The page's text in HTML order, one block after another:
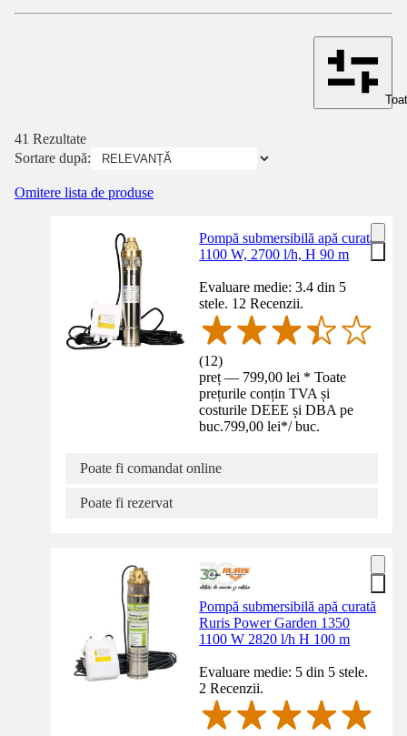
41 Rezultate
Sortare după:
Omitere lista de produse
Pompă submersibilă apă curată
1100 W, 2700 l/h, H 90 m
Evaluare medie: 3.4 din 5
stele. 12 Recenzii.
(12)
preț — 799,00 lei * Toate
prețurile conțin TVA și
costurile DEEE și DBA pe
buc.799,00 lei*/ buc.
Poate fi comandat online
Poate fi rezervat
Pompă submersibilă apă curată
Ruris Power Garden 1350
1100 W 2820 l/h H 100 m
Evaluare medie: 5 din 5 stele.
2 Recenzii.